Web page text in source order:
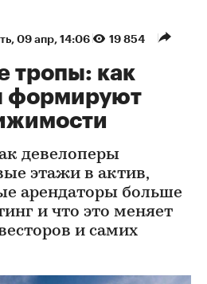
09 апр, 14:06 19 854
тропы: как
формируют
девелоперы
этажи в актив,
арендаторы больше
и что это меняет
и самих